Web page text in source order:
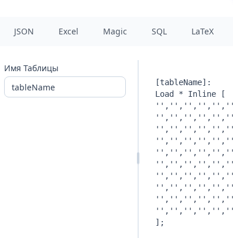
JSON Excel Magic SQL LaTeX
Имя Таблицы